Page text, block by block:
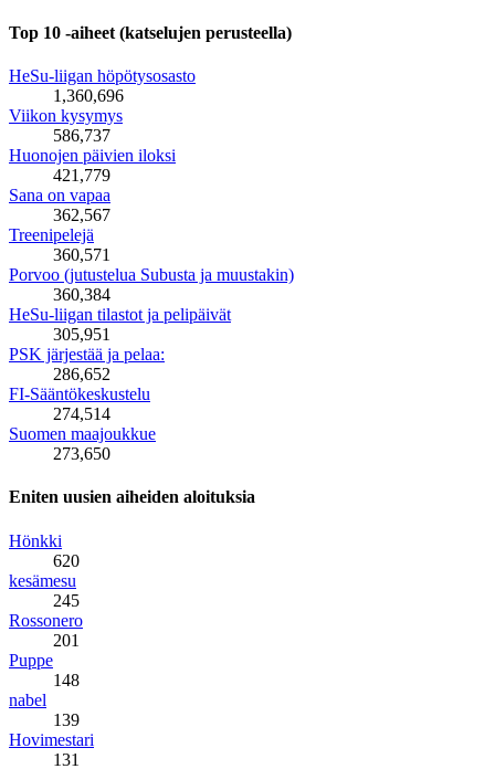
Top 10 -aiheet (katselujen perusteella)
HeSu-liigan höpötysosasto
1,360,696
Viikon kysymys
586,737
Huonojen päivien iloksi
421,779
Sana on vapaa
362,567
Treenipelejä
360,571
Porvoo (jutustelua Subusta ja muustakin)
360,384
HeSu-liigan tilastot ja pelipäivät
305,951
PSK järjestää ja pelaa:
286,652
FI-Sääntökeskustelu
274,514
Suomen maajoukkue
273,650
Eniten uusien aiheiden aloituksia
Hönkki
620
kesämesu
245
Rossonero
201
Puppe
148
nabel
139
Hovimestari
131